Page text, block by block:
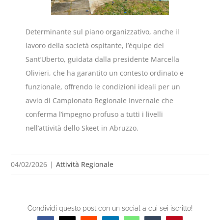
Determinante sul piano organizzativo, anche il
lavoro della società ospitante, l’équipe del
Sant’Uberto, guidata dalla presidente Marcella
Olivieri, che ha garantito un contesto ordinato e
funzionale, offrendo le condizioni ideali per un
avvio di Campionato Regionale Invernale che
conferma l’impegno profuso a tutti i livelli
nell’attività dello Skeet in Abruzzo.
04/02/2026 | Attività Regionale
Condividi questo post con un social a cui sei iscritto!